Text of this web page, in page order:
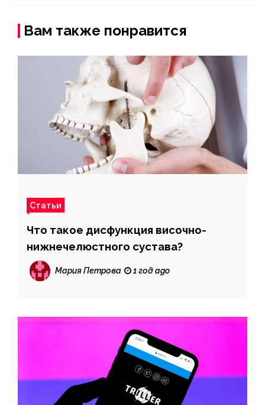
Вам также понравится
Статьи
Что такое дисфункция височно-
нижнечелюстного сустава?
Мария Петрова 1 год ago